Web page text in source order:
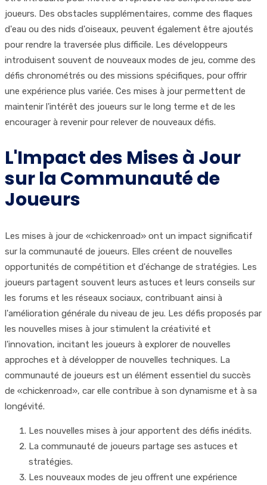
joueurs. Des obstacles supplémentaires, comme des flaques
d'eau ou des nids d'oiseaux, peuvent également être ajoutés
pour rendre la traversée plus difficile. Les développeurs
introduisent souvent de nouveaux modes de jeu, comme des
défis chronométrés ou des missions spécifiques, pour offrir
une expérience plus variée. Ces mises à jour permettent de
maintenir l'intérêt des joueurs sur le long terme et de les
encourager à revenir pour relever de nouveaux défis.
L'Impact des Mises à Jour
sur la Communauté de
Joueurs
Les mises à jour de «chickenroad» ont un impact significatif
sur la communauté de joueurs. Elles créent de nouvelles
opportunités de compétition et d'échange de stratégies. Les
joueurs partagent souvent leurs astuces et leurs conseils sur
les forums et les réseaux sociaux, contribuant ainsi à
l'amélioration générale du niveau de jeu. Les défis proposés par
les nouvelles mises à jour stimulent la créativité et
l'innovation, incitant les joueurs à explorer de nouvelles
approches et à développer de nouvelles techniques. La
communauté de joueurs est un élément essentiel du succès
de «chickenroad», car elle contribue à son dynamisme et à sa
longévité.
Les nouvelles mises à jour apportent des défis inédits.
La communauté de joueurs partage ses astuces et
stratégies.
Les nouveaux modes de jeu offrent une expérience